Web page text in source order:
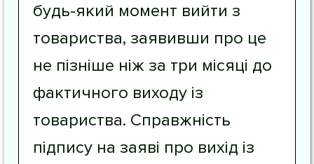
будь-який момент вийти з
товариства, заявивши про це
не пізніше ніж за три місяці до
фактичного виходу із
товариства. Справжність
підпису на заяві про вихід із